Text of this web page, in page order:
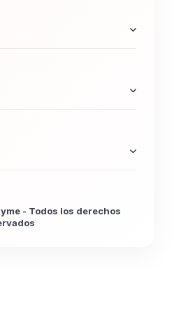
- Todos los derechos